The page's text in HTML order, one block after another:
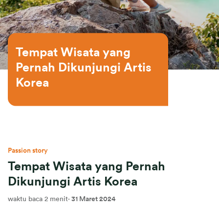
Tempat Wisata yang
Pernah Dikunjungi Artis
Korea
Passion story
Tempat Wisata yang Pernah
Dikunjungi Artis Korea
waktu baca 2 menit· 31 Maret 2024